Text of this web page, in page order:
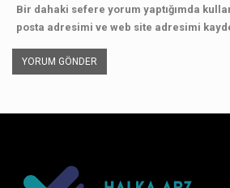
Bir dahaki sefere yorum yaptığımda
posta adresimi ve web site adresimi